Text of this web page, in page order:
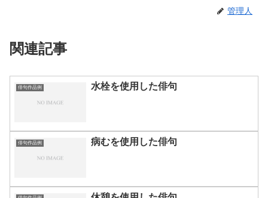
管理人
関連記事
俳句作品例 水栓を使用した俳句
俳句作品例 病むを使用した俳句